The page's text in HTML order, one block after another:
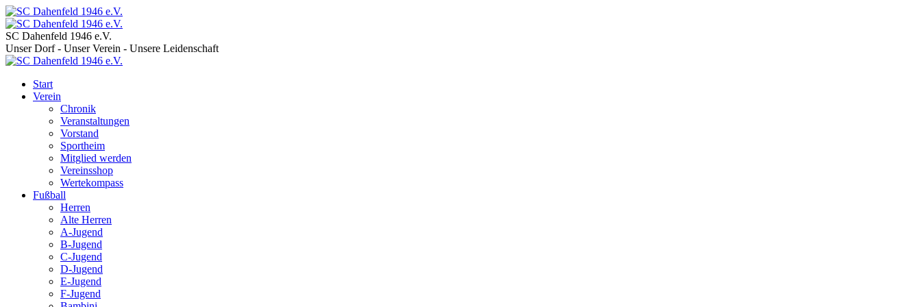
SC Dahenfeld 1946 e.V.
Unser Dorf - Unser Verein - Unsere Leidenschaft
Start
Verein
Chronik
Veranstaltungen
Vorstand
Sportheim
Mitglied werden
Vereinsshop
Wertekompass
Fußball
Herren
Alte Herren
A-Jugend
B-Jugend
C-Jugend
D-Jugend
E-Jugend
F-Jugend